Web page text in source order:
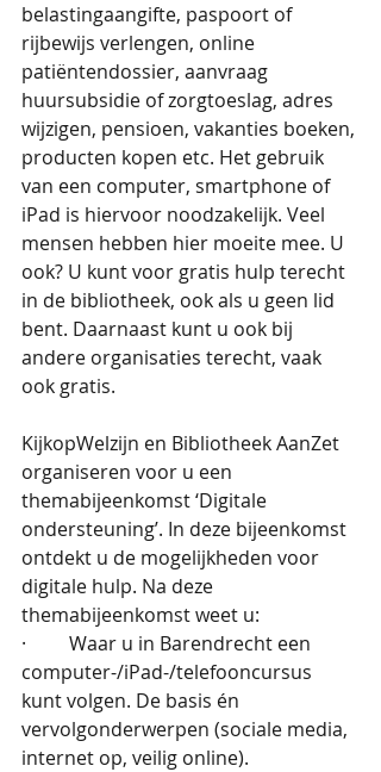
belastingaangifte, paspoort of
rijbewijs verlengen, online
patiëntendossier, aanvraag
huursubsidie of zorgtoeslag, adres
wijzigen, pensioen, vakanties boeken,
producten kopen etc. Het gebruik
van een computer, smartphone of
iPad is hiervoor noodzakelijk. Veel
mensen hebben hier moeite mee. U
ook? U kunt voor gratis hulp terecht
in de bibliotheek, ook als u geen lid
bent. Daarnaast kunt u ook bij
andere organisaties terecht, vaak
ook gratis.
KijkopWelzijn en Bibliotheek AanZet
organiseren voor u een
themabijeenkomst ‘Digitale
ondersteuning’. In deze bijeenkomst
ontdekt u de mogelijkheden voor
digitale hulp. Na deze
themabijeenkomst weet u:
·         Waar u in Barendrecht een
computer-/iPad-/telefooncursus
kunt volgen. De basis én
vervolgonderwerpen (sociale media,
internet op, veilig online).